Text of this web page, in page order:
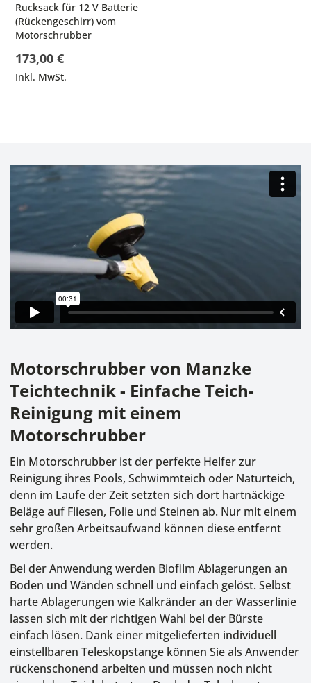
Rucksack für 12 V Batterie
(Rückengeschirr) vom
Motorschrubber
173,00 €
Inkl. MwSt.
Motorschrubber von Manzke
Teichtechnik - Einfache Teich-
Reinigung mit einem
Motorschrubber
Ein Motorschrubber ist der perfekte Helfer zur
Reinigung ihres Pools, Schwimmteich oder Naturteich,
denn im Laufe der Zeit setzten sich dort hartnäckige
Beläge auf Fliesen, Folie und Steinen ab. Nur mit einem
sehr großen Arbeitsaufwand können diese entfernt
werden.
Bei der Anwendung werden Biofilm Ablagerungen an
Boden und Wänden schnell und einfach gelöst. Selbst
harte Ablagerungen wie Kalkränder an der Wasserlinie
lassen sich mit der richtigen Wahl bei der Bürste
einfach lösen. Dank einer mitgelieferten individuell
einstellbaren Teleskopstange können Sie als Anwender
rückenschonend arbeiten und müssen noch nicht